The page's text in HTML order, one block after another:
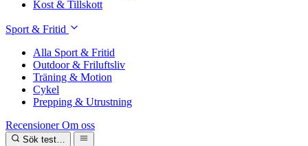
Kost & Tillskott
Sport & Fritid
Alla Sport & Fritid
Outdoor & Friluftsliv
Träning & Motion
Cykel
Prepping & Utrustning
RecensionerOm oss
Sök test…